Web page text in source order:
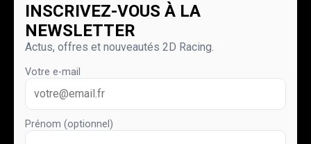
INSCRIVEZ-VOUS À LA
NEWSLETTER
Actus, offres et nouveautés 2D Racing.
Votre e-mail
Prénom (optionnel)